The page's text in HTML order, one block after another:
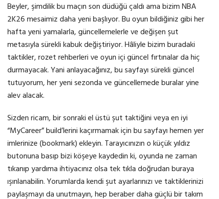
Beyler, şimdilik bu maçın son düdüğü çaldı ama bizim NBA
2K26 mesaimiz daha yeni başlıyor. Bu oyun bildiğiniz gibi her
hafta yeni yamalarla, güncellemelerle ve değişen şut
metasıyla sürekli kabuk değiştiriyor. Hâliyle bizim buradaki
taktikler, rozet rehberleri ve oyun içi güncel fırtınalar da hiç
durmayacak. Yani anlayacağınız, bu sayfayı sürekli güncel
tutuyorum, her yeni sezonda ve güncellemede buralar yine
alev alacak.
Sizden ricam, bir sonraki el üstü şut taktiğini veya en iyi
“MyCareer” build’lerini kaçırmamak için bu sayfayı hemen yer
imlerinize (bookmark) ekleyin. Tarayıcınızın o küçük yıldız
butonuna basıp bizi köşeye kaydedin ki, oyunda ne zaman
tıkanıp yardıma ihtiyacınız olsa tek tıkla doğrudan buraya
ışınlanabilin. Yorumlarda kendi şut ayarlarınızı ve taktiklerinizi
paylaşmayı da unutmayın, hep beraber daha güçlü bir takım